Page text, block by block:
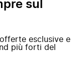
sul
esclusive e
più forti del